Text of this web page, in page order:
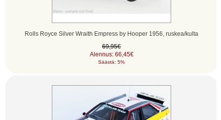
Rolls Royce Silver Wraith Empress by Hooper 1956, ruskea/kulta
69,95€
Alennus: 66,45€
Säästä: 5%